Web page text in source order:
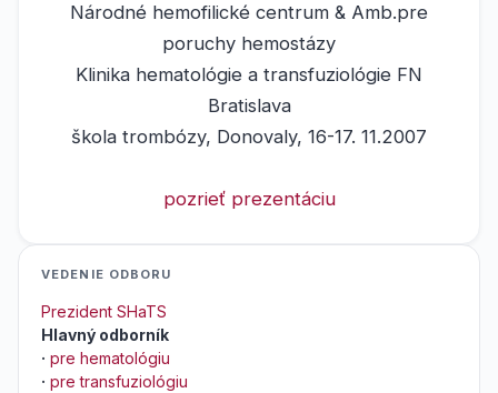
Národné hemofilické centrum & Amb.pre
poruchy hemostázy
Klinika hematológie a transfuziológie FN
Bratislava
škola trombózy, Donovaly, 16-17. 11.2007
pozrieť prezentáciu
VEDENIE ODBORU
Prezident SHaTS
Hlavný odborník
· pre hematológiu
· pre transfuziológiu